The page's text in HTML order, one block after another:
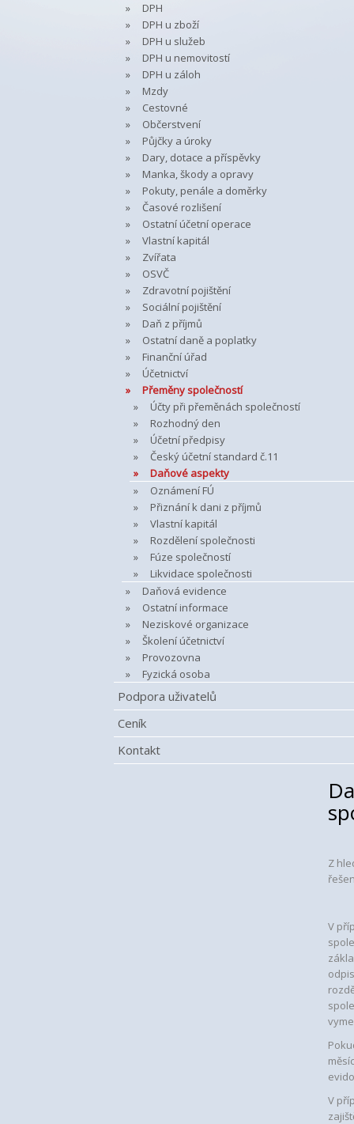
DPH
DPH u zboží
DPH u služeb
DPH u nemovitostí
DPH u záloh
Mzdy
Cestovné
Občerstvení
Půjčky a úroky
Dary, dotace a příspěvky
Manka, škody a opravy
Pokuty, penále a doměrky
Časové rozlišení
Ostatní účetní operace
Vlastní kapitál
Zvířata
OSVČ
Zdravotní pojištění
Sociální pojištění
Daň z příjmů
Ostatní daně a poplatky
Finanční úřad
Účetnictví
Přeměny společností
Účty při přeměnách společností
Rozhodný den
Účetní předpisy
Český účetní standard č.11
Daňové aspekty
Oznámení FÚ
Přiznání k dani z příjmů
Vlastní kapitál
Rozdělení společnosti
Fúze společností
Likvidace společnosti
Daňová evidence
Ostatní informace
Neziskové organizace
Školení účetnictví
Provozovna
Fyzická osoba
Podpora uživatelů
Ceník
Kontakt
Z
V
V